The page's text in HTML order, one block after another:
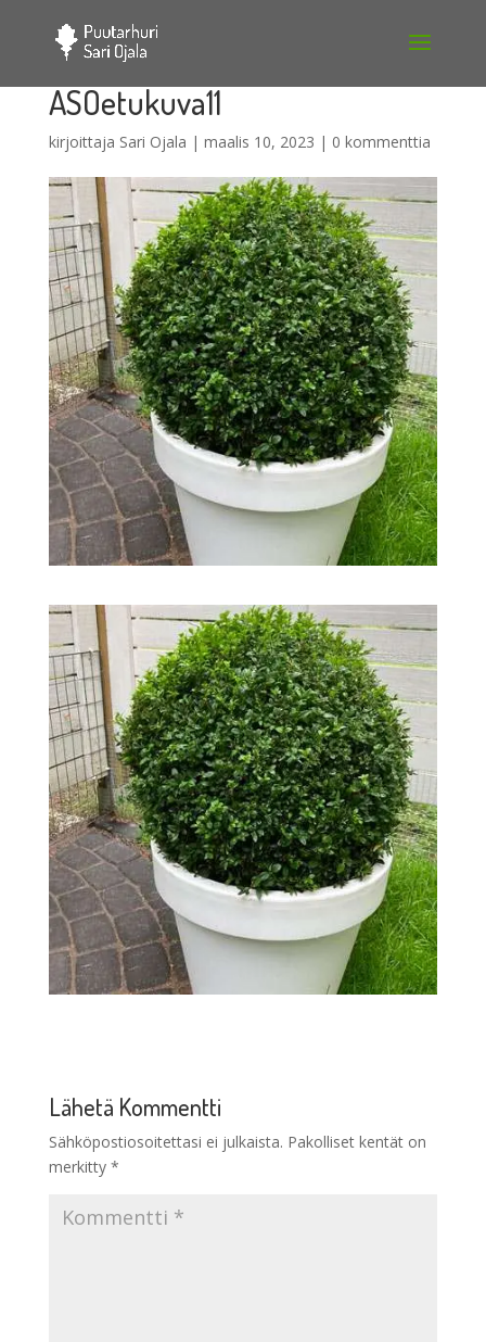
ASOetukuva11
kirjoittaja Sari Ojala | maalis 10, 2023 | 0 kommenttia
Lähetä Kommentti
Sähköpostiosoitettasi ei julkaista. Pakolliset kentät on
merkitty *